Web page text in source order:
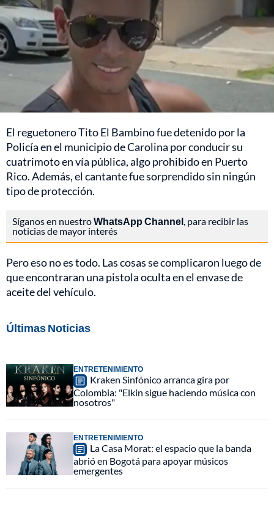
El reguetonero Tito El Bambino fue detenido por la
Policía en el municipio de Carolina por conducir su
cuatrimoto en vía pública, algo prohibido en Puerto
Rico. Además, el cantante fue sorprendido sin ningún
tipo de protección.
Síganos en nuestroWhatsApp Channel, para recibir las
noticias de mayor interés
Pero eso no es todo. Las cosas se complicaron luego de
que encontraran una pistola oculta en el envase de
aceite del vehículo.
Últimas Noticias
ENTRETENIMIENTO
Kraken Sinfónico arranca gira por
Colombia: "Elkin sigue haciendo música con
nosotros"
ENTRETENIMIENTO
La Casa Morat: el espacio que la banda
abrió en Bogotá para apoyar músicos
emergentes